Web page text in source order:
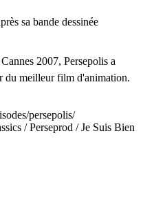
sa bande dessinée
2007, Persepolis a
du meilleur film d'animation.
persepolis/
/ Perseprod / Je Suis Bien